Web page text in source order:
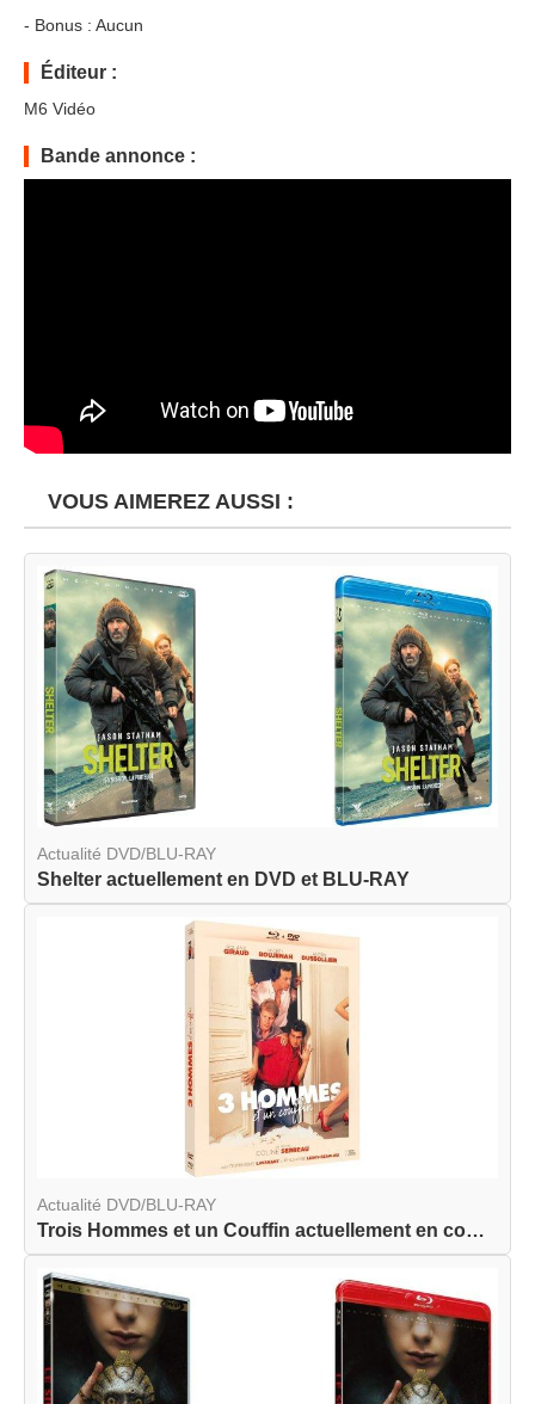
- Bonus : Aucun
Éditeur :
M6 Vidéo
Bande annonce :
VOUS AIMEREZ AUSSI :
Actualité DVD/BLU-RAY
Shelter actuellement en DVD et BLU-RAY
Actualité DVD/BLU-RAY
Trois Hommes et un Couffin actuellement en combo...